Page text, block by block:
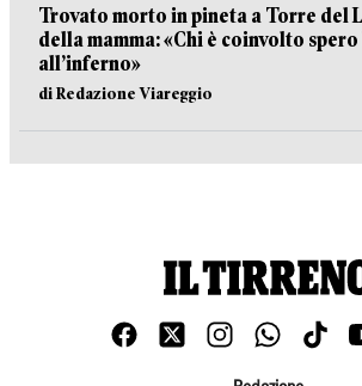
Trovato morto in pineta a Torre del
della mamma: «Chi è coinvolto
all’inferno»
di Redazione Viareggio